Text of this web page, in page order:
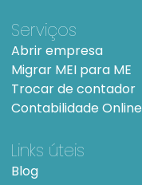
Serviços
Abrir empresa
Migrar MEI para ME
Trocar de contador
Contabilidade Online
Links úteis
Blog